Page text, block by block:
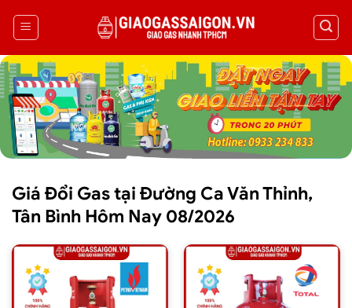
Giá Đổi Gas tại Đường Ca Văn Thỉnh,
Tân Bình Hôm Nay 08/2026